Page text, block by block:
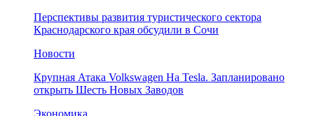
Перспективы развития туристического сектора
Краснодарского края обсудили в Сочи
Новости
Крупная Атака Volkswagen На Tesla. Запланировано
открыть Шесть Новых Заводов
Экономика